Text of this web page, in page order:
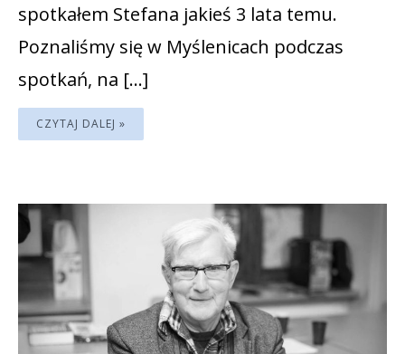
spotkałem Stefana jakieś 3 lata temu.
Poznaliśmy się w Myślenicach podczas
spotkań, na […]
CZYTAJ DALEJ »